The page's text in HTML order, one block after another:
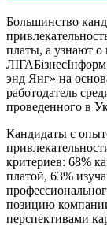
Большинство
платы, а узнают о
энд Янг» на
работодатель
проведенного в
Кандидаты с
критериев: 68%
платой, 63%
позицию
перспективами